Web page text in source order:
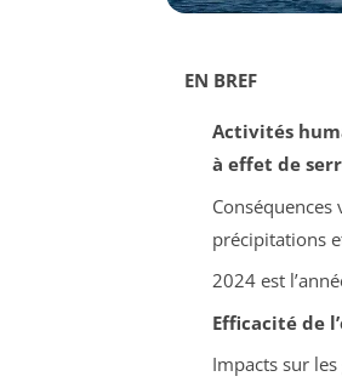
EN BREF
Activités
à effet de
Conséquences
précipitations
2024 est
Efficacité de
Impacts sur les